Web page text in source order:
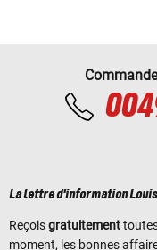
La lettre d'information Louis
Reçoisgratuitement
moment, les bonnes